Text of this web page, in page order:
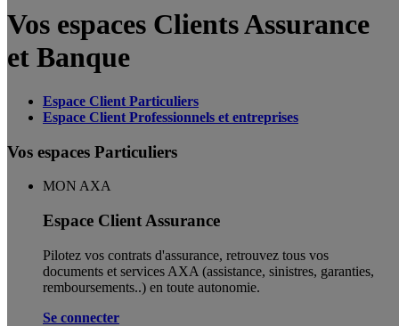
Vos espaces Clients Assurance
et Banque
Espace Client Particuliers
Espace Client Professionnels et entreprises
Vos espaces Particuliers
MON AXA
Espace Client Assurance
Pilotez vos contrats d'assurance, retrouvez tous vos
documents et services AXA (assistance, sinistres, garanties,
remboursements..) en toute autonomie. ​
Se connecter